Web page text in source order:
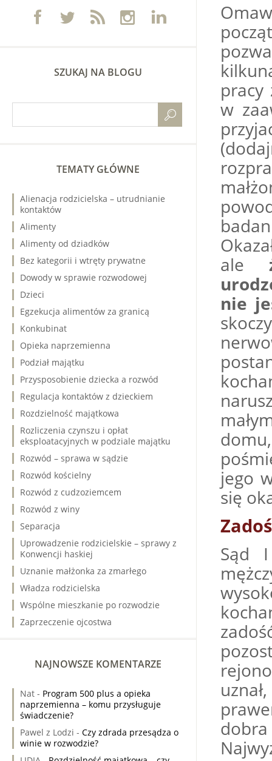
pracy
w
ale
nie
jego
się
Sąd
SZUKAJ NA BLOGU
TEMATY GŁÓWNE
Alienacja rodzicielska – utrudnianie
kontaktów
Alimenty
Alimenty od dziadków
Bez kategorii i wtręty prywatne
Dowody w sprawie rozwodowej
Dzieci
Egzekucja alimentów za granicą
Konkubinat
Opieka naprzemienna
Podział majątku
Przysposobienie dziecka a rozwód
Regulacja kontaktów z dzieckiem
Rozdzielność majątkowa
Rozliczenia czynszu i opłat
eksploatacyjnych w podziale majątku
Rozwód – sprawa w sądzie
Rozwód kościelny
Rozwód z cudzoziemcem
Rozwód z winy
Separacja
Uprowadzenie rodzicielskie – sprawy z
Konwencji haskiej
Uznanie małżonka za zmarłego
Władza rodzicielska
Wspólne mieszkanie po rozwodzie
Zaprzeczenie ojcostwa
NAJNOWSZE KOMENTARZE
Nat - Program 500 plus a opieka
naprzemienna – komu przysługuje
świadczenie?
Pawel z Lodzi - Czy zdrada przesądza o
winie w rozwodzie?